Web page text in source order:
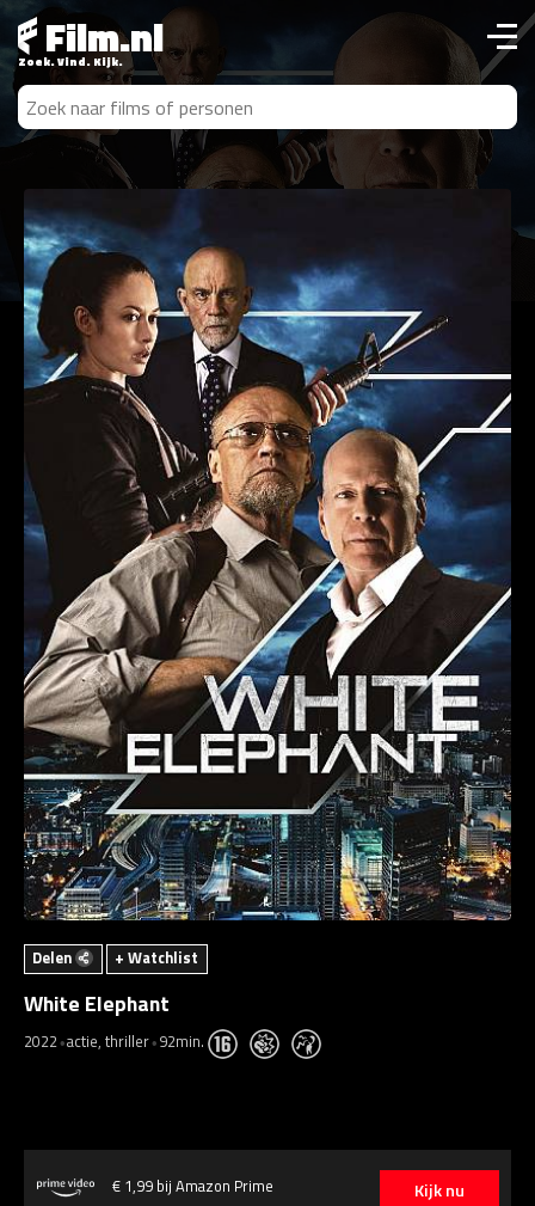
Film.nl
Zoek. Vind. Kijk.
Delen + Watchlist
White Elephant
2022 actie, thriller 92min.
Kijk nu
€ 1,99 bij Amazon Prime